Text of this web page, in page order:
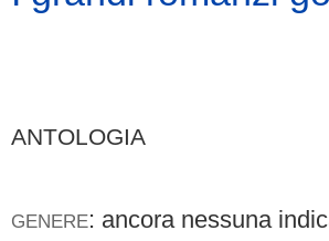
ANTOLOGIA
GENERE: ancora nessuna